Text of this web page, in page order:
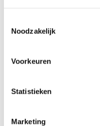
Noodzakelijk
Voorkeuren
Statistieken
Marketing